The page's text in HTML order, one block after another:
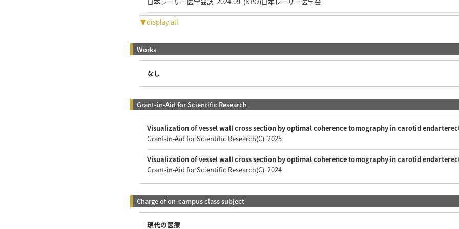
▼display all
Works
なし
Grant-in-Aid for Scientific Research
Visualization of vessel wall cross section by optimal coherence tomography in carotid
Grant-in-Aid for Scientific Research(C) 2025
Visualization of vessel wall cross section by optimal coherence tomography in carotid
Grant-in-Aid for Scientific Research(C) 2024
Charge of on-campus class subject
現代の医療